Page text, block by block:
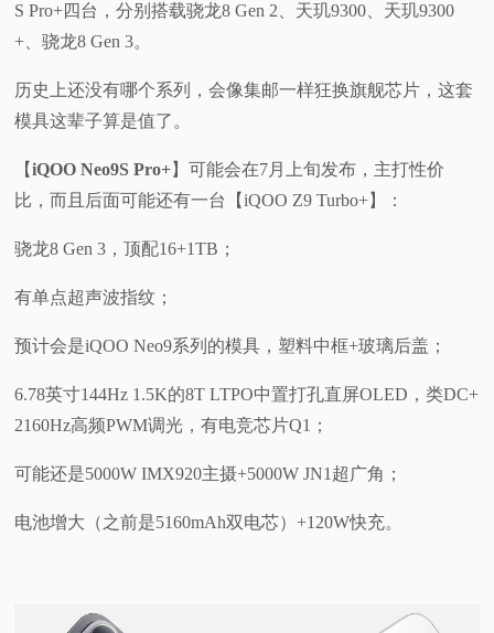
S Pro+四台，分别搭载骁龙8 Gen 2、天玑9300、天玑9300
+、骁龙8 Gen 3。
历史上还没有哪个系列，会像集邮一样狂换旗舰芯片，这套
模具这辈子算是值了。
【iQOO Neo9S Pro+】可能会在7月上旬发布，主打性价
比，而且后面可能还有一台【iQOO Z9 Turbo+】：
骁龙8 Gen 3，顶配16+1TB；
有单点超声波指纹；
预计会是iQOO Neo9系列的模具，塑料中框+玻璃后盖；
6.78英寸144Hz 1.5K的8T LTPO中置打孔直屏OLED，类DC+
2160Hz高频PWM调光，有电竞芯片Q1；
可能还是5000W IMX920主摄+5000W JN1超广角；
电池增大（之前是5160mAh双电芯）+120W快充。